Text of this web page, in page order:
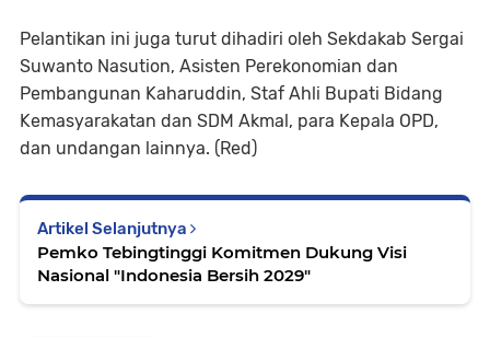
Pelantikan ini juga turut dihadiri oleh Sekdakab Sergai
Suwanto Nasution, Asisten Perekonomian dan
Pembangunan Kaharuddin, Staf Ahli Bupati Bidang
Kemasyarakatan dan SDM Akmal, para Kepala OPD,
dan undangan lainnya. (Red)
Artikel Selanjutnya
Pemko Tebingtinggi Komitmen Dukung Visi
Nasional "Indonesia Bersih 2029"